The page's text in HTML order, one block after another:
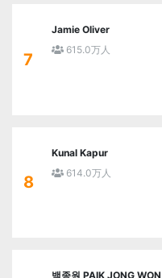
7
Jamie Oliver
615.0万人
8
Kunal Kapur
614.0万人
백종원 PAIK JONG WON